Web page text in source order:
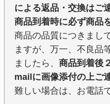
による返品・交換はご
商品到着時に必ず商品
商品の品質につきまし
ますが、万一、不良品
ましたら、 商品到着後
mailに画像添付の上ご
難しい場合は、お電話